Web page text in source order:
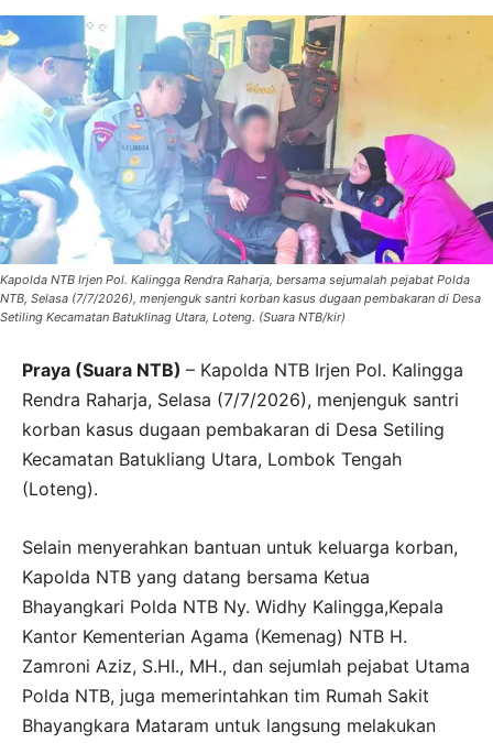
Kapolda NTB Irjen Pol. Kalingga Rendra Raharja, bersama sejumalah pejabat Polda
NTB, Selasa (7/7/2026), menjenguk santri korban kasus dugaan pembakaran di Desa
Setiling Kecamatan Batuklinag Utara, Loteng. (Suara NTB/kir)
Praya (Suara NTB) – Kapolda NTB Irjen Pol. Kalingga
Rendra Raharja, Selasa (7/7/2026), menjenguk santri
korban kasus dugaan pembakaran di Desa Setiling
Kecamatan Batukliang Utara, Lombok Tengah
(Loteng).
Selain menyerahkan bantuan untuk keluarga korban,
Kapolda NTB yang datang bersama Ketua
Bhayangkari Polda NTB Ny. Widhy Kalingga,Kepala
Kantor Kementerian Agama (Kemenag) NTB H.
Zamroni Aziz, S.HI., MH., dan sejumlah pejabat Utama
Polda NTB, juga memerintahkan tim Rumah Sakit
Bhayangkara Mataram untuk langsung melakukan